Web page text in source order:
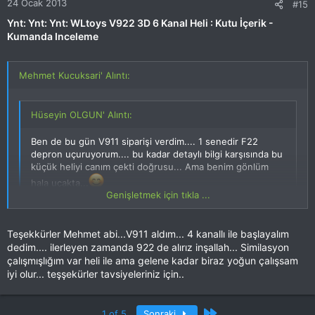
24 Ocak 2013 #15
Ynt: Ynt: Ynt: WLtoys V922 3D 6 Kanal Heli : Kutu İçerik -
Kumanda Inceleme
Mehmet Kucuksari' Alıntı:
Hüseyin OLGUN' Alıntı:
Ben de bu gün V911 siparişi verdim.... 1 senedir F22
depron uçuruyorum.... bu kadar detaylı bilgi karşısında bu
küçük heliyi canım çekti doğrusu... Ama benim gönlüm
hala uçakta...
Genişletmek için tıkla ...
Hüseyin, öncelikle hayırlı ugurlu olsun. V922 aldığını
yakın uçuşum oldu. Ciddi şekilde ve eyvah bu sefer kesin
kırılmıştır dediğimde 6 kazam. Ama cok sukur bir palin kucuk
hasarını saymaz isek model hala sapa sağlam
Fakat ürün gelinceye kada simulasyon çalışmanı CIDDETLE
tavsiye ederim. Bir de ilk 30 ucusu evde değil de mümkün ise
Genişletmek için tıkla ...
Teşekkürler Mehmet abi...V911 aldım... 4 kanallı ile başlayalım
dedim.... ilerleyen zamanda 922 de alırız inşallah... Similasyon
çalışmışlığım var heli ile ama gelene kadar biraz yoğun çalışsam
iyi olur... teşşekürler tavsiyeleriniz için..